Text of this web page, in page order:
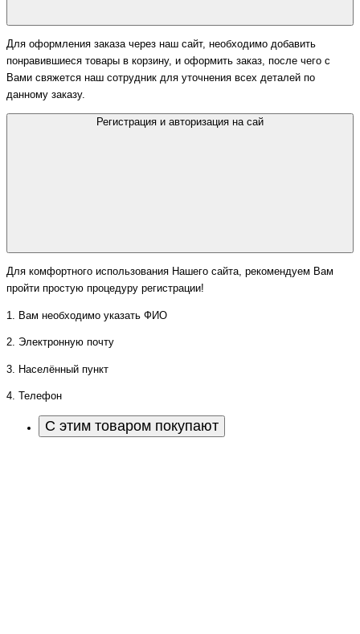
Для оформления заказа через наш сайт, необходимо добавить
понравившиеся товары в корзину, и оформить заказ, после чего с
Вами свяжется наш сотрудник для уточнения всех деталей по
данному заказу.
Регистрация и авторизация на сай
Для комфортного использования Нашего сайта, рекомендуем Вам
пройти простую процедуру регистрации!
1. Вам необходимо указать ФИО
2. Электронную почту
3. Населённый пункт
4. Телефон
С этим товаром покупают